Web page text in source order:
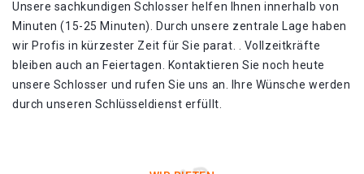
Unsere sachkundigen Schlosser helfen Ihnen innerhalb von
Minuten (15-25 Minuten). Durch unsere zentrale Lage haben
wir Profis in kürzester Zeit für Sie parat. . Vollzeitkräfte
bleiben auch an Feiertagen. Kontaktieren Sie noch heute
unsere Schlosser und rufen Sie uns an. Ihre Wünsche werden
durch unseren Schlüsseldienst erfüllt.